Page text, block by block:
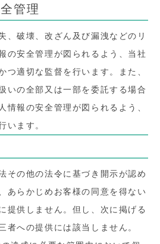
管理
、破壊、改ざん及び漏洩などのリ
の安全管理が図られるよう、当社
つ適切な監督を行います。また、
いの全部又は一部を委託する場合
情報の安全管理が図られるよう、
います。
その他の法令に基づき開示が認め
あらかじめお客様の同意を得ない
提供しません。但し、次に掲げる
者への提供には該当しません。